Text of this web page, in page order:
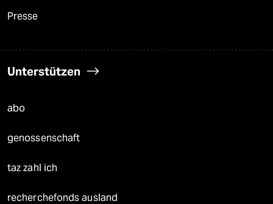
Presse
Unterstützen
abo
genossenschaft
taz zahl ich
recherchefonds ausland